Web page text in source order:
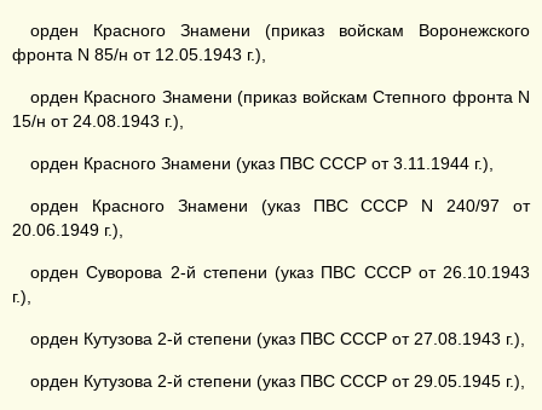
орден Красного Знамени (приказ войскам Воронежского
фронта N 85/н от 12.05.1943 г.),
орден Красного Знамени (приказ войскам Степного фронта N
15/н от 24.08.1943 г.),
орден Красного Знамени (указ ПВС СССР от 3.11.1944 г.),
орден Красного Знамени (указ ПВС СССР N 240/97 от
20.06.1949 г.),
орден Суворова 2-й степени (указ ПВС СССР от 26.10.1943
г.),
орден Кутузова 2-й степени (указ ПВС СССР от 27.08.1943 г.),
орден Кутузова 2-й степени (указ ПВС СССР от 29.05.1945 г.),